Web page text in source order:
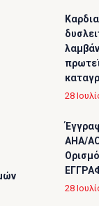
28
AHA/
28